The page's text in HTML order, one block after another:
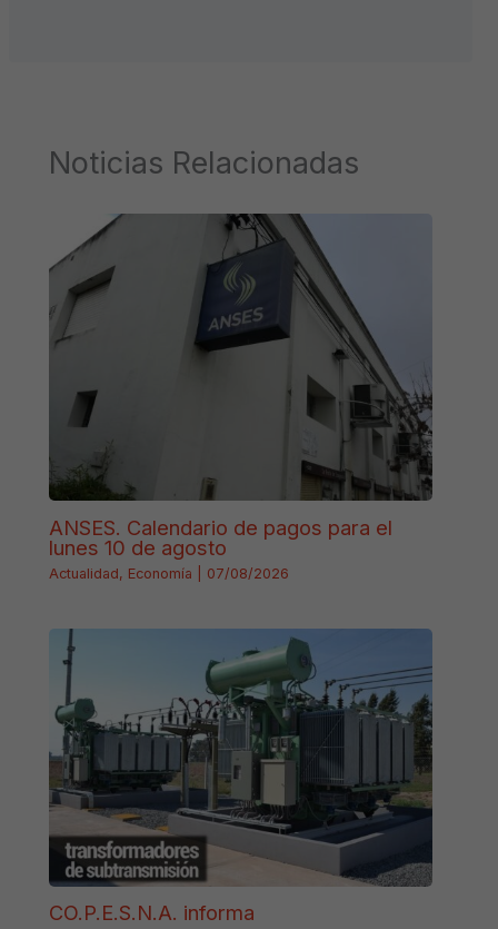
Noticias Relacionadas
ANSES. Calendario de pagos para el
lunes 10 de agosto
Actualidad, Economía 07/08/2026
CO.P.E.S.N.A. informa